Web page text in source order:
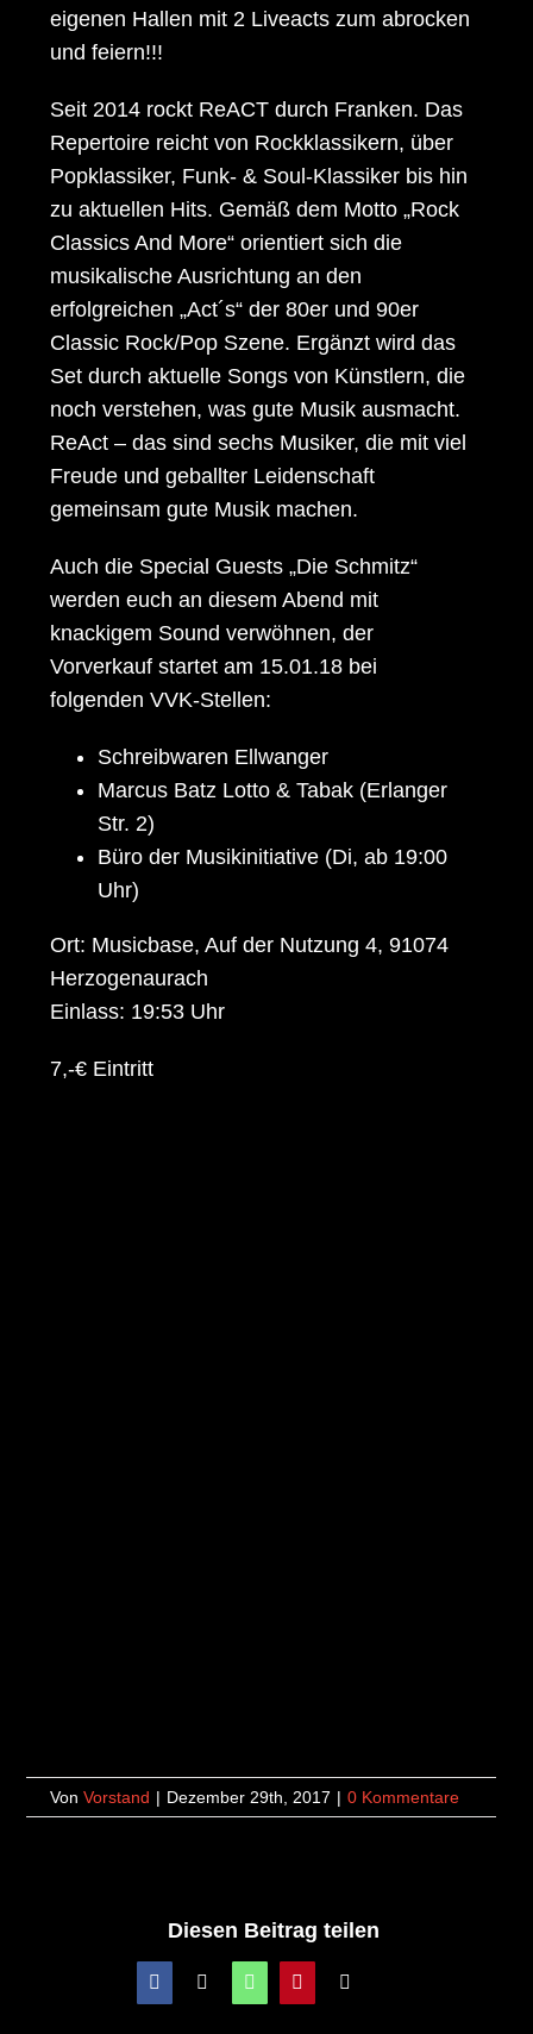
eigenen Hallen mit 2 Liveacts zum abrocken
und feiern!!!
Seit 2014 rockt ReACT durch Franken. Das
Repertoire reicht von Rockklassikern, über
Popklassiker, Funk- & Soul-Klassiker bis hin
zu aktuellen Hits. Gemäß dem Motto „Rock
Classics And More“ orientiert sich die
musikalische Ausrichtung an den
erfolgreichen „Act´s“ der 80er und 90er
Classic Rock/Pop Szene. Ergänzt wird das
Set durch aktuelle Songs von Künstlern, die
noch verstehen, was gute Musik ausmacht.
ReAct – das sind sechs Musiker, die mit viel
Freude und geballter Leidenschaft
gemeinsam gute Musik machen.
Auch die Special Guests „Die Schmitz“
werden euch an diesem Abend mit
knackigem Sound verwöhnen, der
Vorverkauf startet am 15.01.18 bei
folgenden VVK-Stellen:
Schreibwaren Ellwanger
Marcus Batz Lotto & Tabak (Erlanger
Str. 2)
Büro der Musikinitiative (Di, ab 19:00
Uhr)
Ort: Musicbase, Auf der Nutzung 4, 91074
Herzogenaurach
Einlass: 19:53 Uhr
7,-€ Eintritt
VonVorstand | Dezember 29th, 2017 | 0 Kommentare
Diesen Beitrag teilen
Facebook
X WhatsAppPinterest
E-